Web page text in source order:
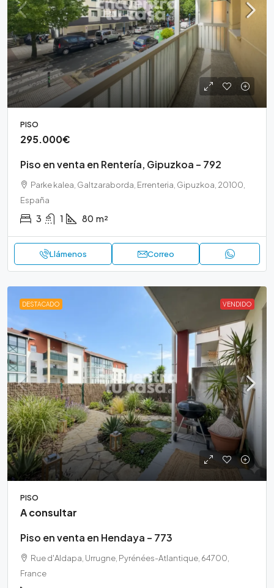
PISO
295.000€
Piso en venta en Rentería, Gipuzkoa – 792
Parke kalea, Galtzaraborda, Errenteria, Gipuzkoa, 20100,
España
3 1 80 m²
Llámenos Correo
DESTACADO VENDIDO
PISO
A consultar
Piso en venta en Hendaya – 773
Rue d'Aldapa, Urrugne, Pyrénées-Atlantique, 64700,
France